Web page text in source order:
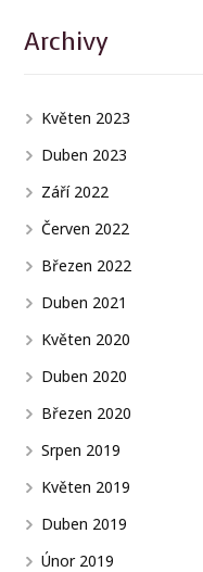
Archivy
Květen 2023
Duben 2023
Září 2022
Červen 2022
Březen 2022
Duben 2021
Květen 2020
Duben 2020
Březen 2020
Srpen 2019
Květen 2019
Duben 2019
Únor 2019